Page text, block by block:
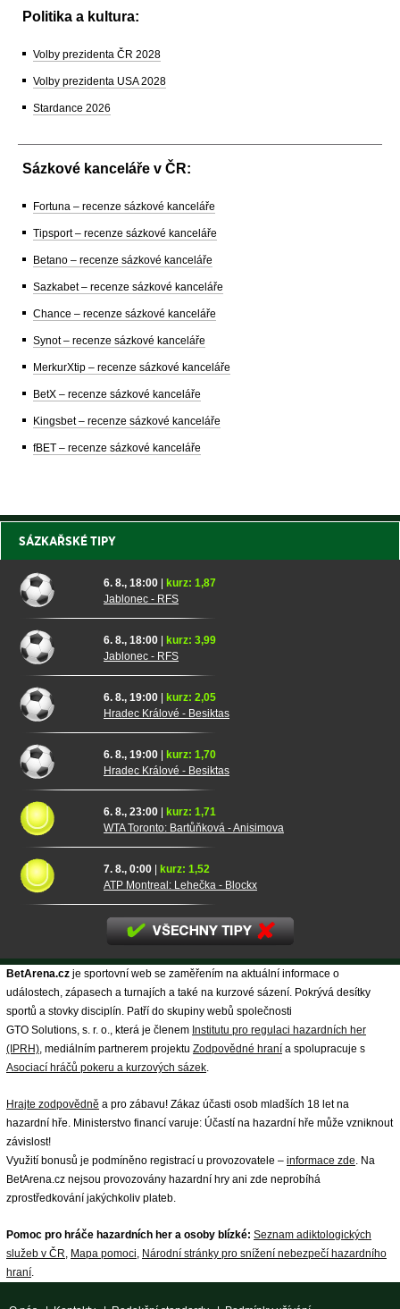
Politika a kultura:
Volby prezidenta ČR 2028
Volby prezidenta USA 2028
Stardance 2026
Sázkové kanceláře v ČR:
Fortuna – recenze sázkové kanceláře
Tipsport – recenze sázkové kanceláře
Betano – recenze sázkové kanceláře
Sazkabet – recenze sázkové kanceláře
Chance – recenze sázkové kanceláře
Synot – recenze sázkové kanceláře
MerkurXtip – recenze sázkové kanceláře
BetX – recenze sázkové kanceláře
Kingsbet – recenze sázkové kanceláře
fBET – recenze sázkové kanceláře
SÁZKAŘSKÉ TIPY
6. 8., 18:00
kurz: 1,87
Jablonec - RFS
6. 8., 18:00
kurz: 3,99
Jablonec - RFS
6. 8., 19:00
kurz: 2,05
Hradec Králové - Besiktas
6. 8., 19:00
kurz: 1,70
Hradec Králové - Besiktas
6. 8., 23:00
kurz: 1,71
WTA Toronto: Bartůňková - Anisimova
7. 8., 0:00
kurz: 1,52
ATP Montreal: Lehečka - Blockx
BetArena.cz je sportovní web se zaměřením na aktuální informace o
událostech, zápasech a turnajích a také na kurzové sázení. Pokrývá desítky
sportů a stovky disciplín. Patří do skupiny webů společnosti
GTO Solutions, s. r. o., která je členem Institutu pro regulaci hazardních her
(IPRH), mediálním partnerem projektu Zodpovědné hraní a spolupracuje s
Asociací hráčů pokeru a kurzových sázek.
Hrajte zodpovědně a pro zábavu! Zákaz účasti osob mladších 18 let na
hazardní hře. Ministerstvo financí varuje: Účastí na hazardní hře může vzniknout
závislost!
Využití bonusů je podmíněno registrací u provozovatele – informace zde. Na
BetArena.cz nejsou provozovány hazardní hry ani zde neprobíhá
zprostředkování jakýchkoliv plateb.
Pomoc pro hráče hazardních her a osoby blízké: Seznam adiktologických
služeb v ČR, Mapa pomoci, Národní stránky pro snížení nebezpečí hazardního
hraní.